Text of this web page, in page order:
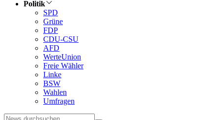
Politik
SPD
Grüne
FDP
CDU-CSU
AFD
WerteUnion
Freie Wähler
Linke
BSW
Wahlen
Umfragen